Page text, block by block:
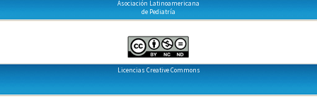
Asociación Latinoamericana
de Pediatría
Licencias Creative Commons